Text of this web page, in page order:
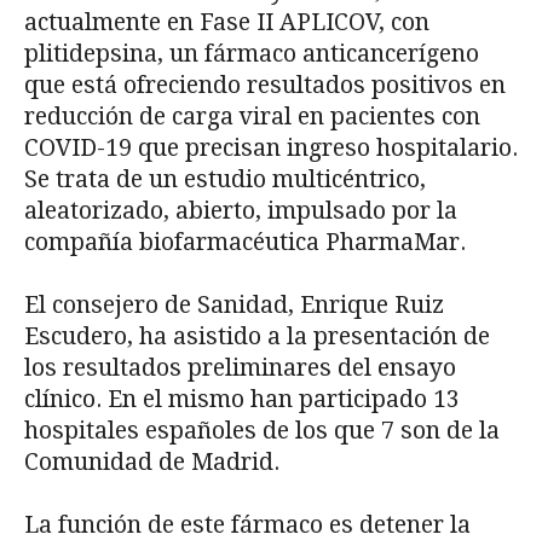
actualmente en Fase II APLICOV, con
plitidepsina, un fármaco anticancerígeno
que está ofreciendo resultados positivos en
reducción de carga viral en pacientes con
COVID-19 que precisan ingreso hospitalario.
Se trata de un estudio multicéntrico,
aleatorizado, abierto, impulsado por la
compañía biofarmacéutica PharmaMar.
El consejero de Sanidad, Enrique Ruiz
Escudero, ha asistido a la presentación de
los resultados preliminares del ensayo
clínico. En el mismo han participado 13
hospitales españoles de los que 7 son de la
Comunidad de Madrid.
La función de este fármaco es detener la